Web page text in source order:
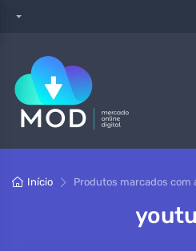
Início Produtos marcados com